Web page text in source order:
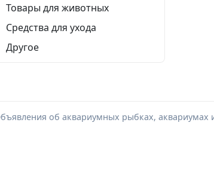
Товары для животных
Средства для ухода
Другое
об аквариумных рыбках, аквариумах